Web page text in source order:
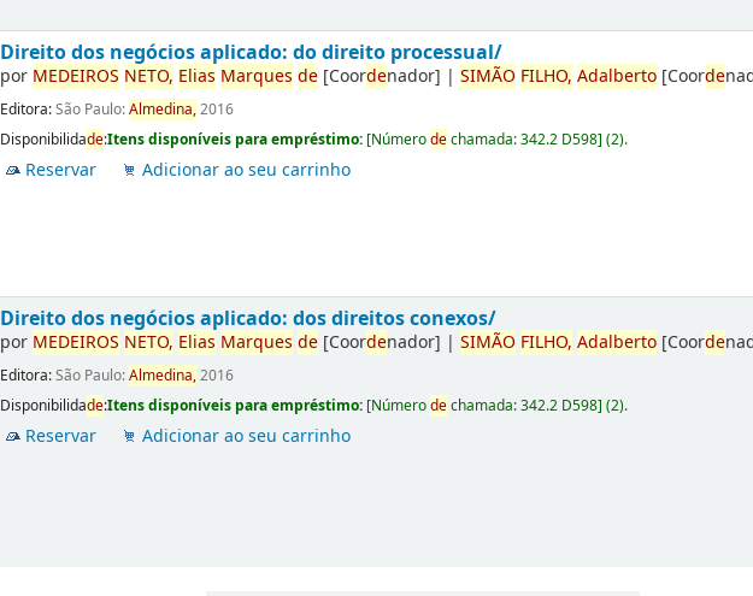
Direito dos negócios aplicado: do direito processual/
por MEDEIROS NETO, Elias Marques de [Coordenador] |SIMÃO FILHO, Adalberto [Coorde
Editora:São Paulo:Almedina,2016
Disponibilidade:Itens disponíveis para empréstimo: [Númerodechamada:342.2 D598](2).
Reservar Adicionar ao seu carrinho
Direito dos negócios aplicado: dos direitos conexos/
por MEDEIROS NETO, Elias Marques de [Coordenador] |SIMÃO FILHO, Adalberto [Coorde
Editora:São Paulo:Almedina,2016
Disponibilidade:Itens disponíveis para empréstimo: [Númerodechamada:342.2 D598](2).
Reservar Adicionar ao seu carrinho